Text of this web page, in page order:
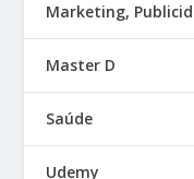
Marketing,
Master D
Saúde
Udemy